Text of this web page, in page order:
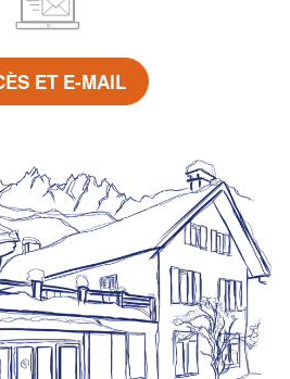
ET E-MAIL